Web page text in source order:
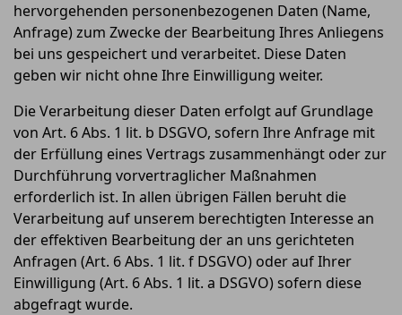
hervorgehenden personenbezogenen Daten (Name,
Anfrage) zum Zwecke der Bearbeitung Ihres Anliegens
bei uns gespeichert und verarbeitet. Diese Daten
geben wir nicht ohne Ihre Einwilligung weiter.
Die Verarbeitung dieser Daten erfolgt auf Grundlage
von Art. 6 Abs. 1 lit. b DSGVO, sofern Ihre Anfrage mit
der Erfüllung eines Vertrags zusammenhängt oder zur
Durchführung vorvertraglicher Maßnahmen
erforderlich ist. In allen übrigen Fällen beruht die
Verarbeitung auf unserem berechtigten Interesse an
der effektiven Bearbeitung der an uns gerichteten
Anfragen (Art. 6 Abs. 1 lit. f DSGVO) oder auf Ihrer
Einwilligung (Art. 6 Abs. 1 lit. a DSGVO) sofern diese
abgefragt wurde.